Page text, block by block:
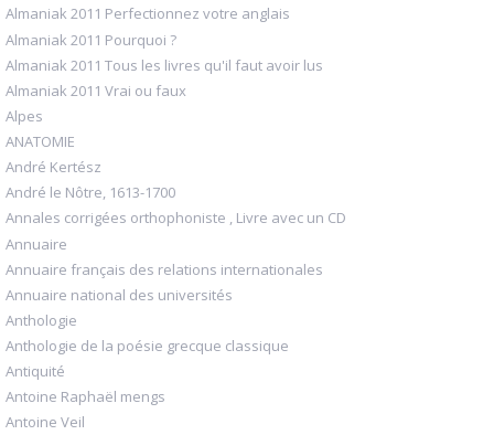
Almaniak 2011 Perfectionnez votre anglais
Almaniak 2011 Pourquoi ?
Almaniak 2011 Tous les livres qu'il faut avoir lus
Almaniak 2011 Vrai ou faux
Alpes
ANATOMIE
André Kertész
André le Nôtre, 1613-1700
Annales corrigées orthophoniste , Livre avec un CD
Annuaire
Annuaire français des relations internationales
Annuaire national des universités
Anthologie
Anthologie de la poésie grecque classique
Antiquité
Antoine Raphaël mengs
Antoine Veil